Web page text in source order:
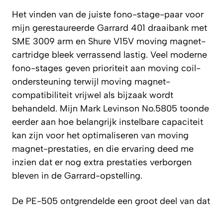
Het vinden van de juiste fono-stage-paar voor
mijn gerestaureerde Garrard 401 draaibank met
SME 3009 arm en Shure V15V moving magnet-
cartridge bleek verrassend lastig. Veel moderne
fono-stages geven prioriteit aan moving coil-
ondersteuning terwijl moving magnet-
compatibiliteit vrijwel als bijzaak wordt
behandeld. Mijn Mark Levinson No.5805 toonde
eerder aan hoe belangrijk instelbare capaciteit
kan zijn voor het optimaliseren van moving
magnet-prestaties, en die ervaring deed me
inzien dat er nog extra prestaties verborgen
bleven in de Garrard-opstelling.
De PE-505 ontgrendelde een groot deel van dat